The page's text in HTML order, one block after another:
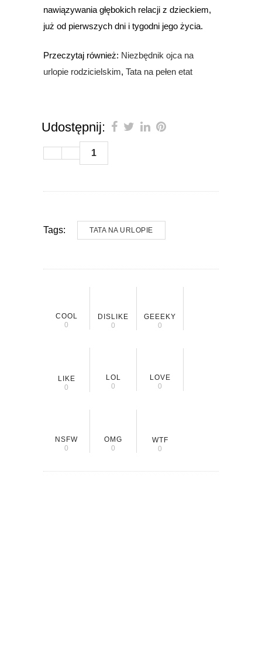
nawiązywania głębokich relacji z dzieckiem,
już od pierwszych dni i tygodni jego życia.
Przeczytaj również: Niezbędnik ojca na
urlopie rodzicielskim, Tata na pełen etat
Udostępnij:
1
Tags: TATA NA URLOPIE
COOL
0
DISLIKE
0
GEEEKY
0
LIKE
0
LOL
0
LOVE
0
NSFW
0
OMG
0
WTF
0